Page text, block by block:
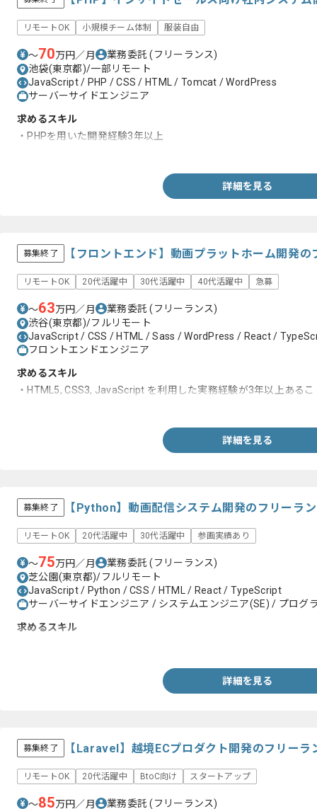
リモートOK 小規模チーム体制 服装自由
〜70万円／月 業務委託(フリーランス)
池袋(東京都)/一部リモート
JavaScript / PHP / CSS / HTML / Tomcat / WordPress
サーバーサイドエンジニア
求めるスキル
・PHPを用いた開発経験3年以上
詳細を見る
募集終了 【フロントエンド】動画プラットホーム開発
リモートOK 20代活躍中 30代活躍中 40代活躍中 急募
〜63万円／月 業務委託(フリーランス)
渋谷(東京都)/フルリモート
JavaScript / CSS / HTML / Sass / WordPress / React /
フロントエンドエンジニア
求めるスキル
・HTML5, CSS3, JavaScript を利用した実務経験が3年以上あるこ
詳細を見る
募集終了 【Python】動画配信システム開発のフリーラ
リモートOK 20代活躍中 30代活躍中 参画実績あり
〜75万円／月 業務委託(フリーランス)
芝公園(東京都)/フルリモート
JavaScript / Python / CSS / HTML / React / TypeScript
サーバーサイドエンジニア / システムエンジニア(SE) / プログ
求めるスキル
詳細を見る
募集終了 【Laravel】越境ECプロダクト開発のフリーラ
リモートOK 20代活躍中 BtoC向け スタートアップ
〜85万円／月 業務委託(フリーランス)